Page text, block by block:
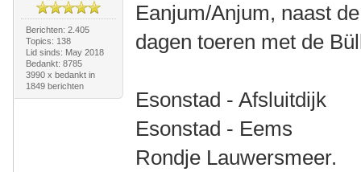
Berichten: 2.405
Topics: 138
Lid sinds: May 2018
Bedankt: 8785
3990 x bedankt in
1849 berichten
Eanjum/Anjum, naast
dagen toeren met de
Esonstad - Afsluitdijk
Esonstad - Eems
Rondje Lauwersmeer.